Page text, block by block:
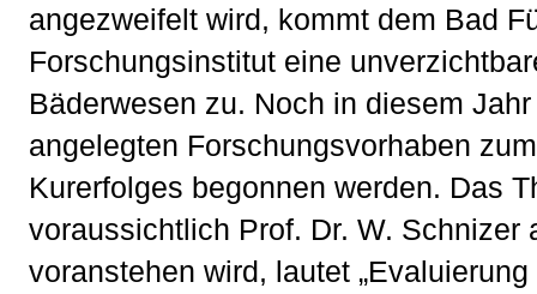
angezweifelt wird, kommt dem Bad
Forschungsinstitut eine
Bäderwesen zu. Noch in diesem
angelegten Forschungsvorhaben
Kurerfolges begonnen werden. Das
voraussichtlich Prof. Dr. W. Schnizer
voranstehen wird, lautet